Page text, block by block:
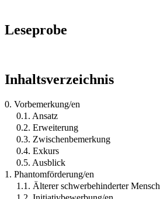
Leseprobe
Inhaltsverzeichnis
0. Vorbemerkung/en
0.1. Ansatz
0.2. Erweiterung
0.3. Zwischenbemerkung
0.4. Exkurs
0.5. Ausblick
1. Phantomförderung/en
1.1. Älterer schwerbehinderter Mensch